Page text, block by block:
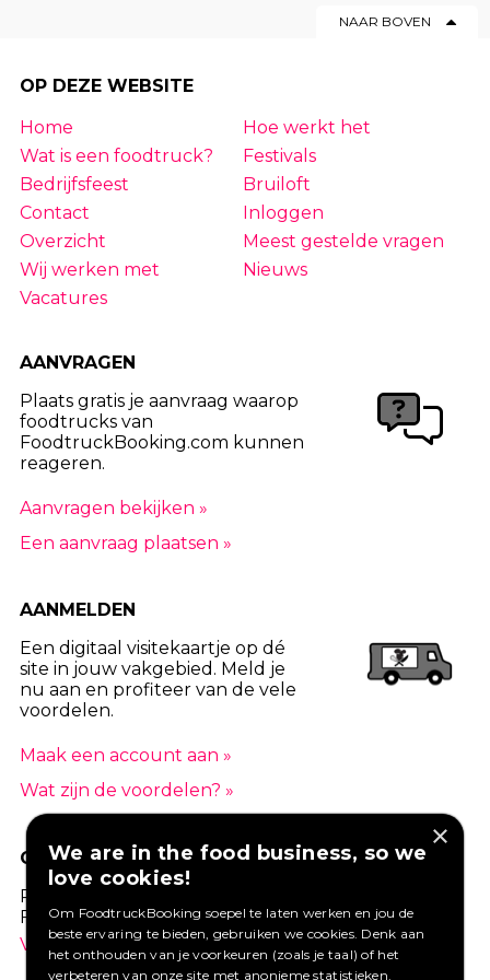
NAAR BOVEN
OP DEZE WEBSITE
Home
Hoe werkt het
Wat is een foodtruck?
Festivals
Bedrijfsfeest
Bruiloft
Contact
Inloggen
Overzicht
Meest gestelde vragen
Wij werken met
Nieuws
Vacatures
AANVRAGEN
Plaats gratis je aanvraag waarop
foodtrucks van
FoodtruckBooking.com kunnen
reageren.
Aanvragen bekijken »
Een aanvraag plaatsen »
AANMELDEN
Een digitaal visitekaartje op dé
site in jouw vakgebied. Meld je
nu aan en profiteer van de vele
voordelen.
Maak een account aan »
Wat zijn de voordelen? »
GOED VERZEKERD ONDERNEMEN?
Profiteer van een aantrekkelijke premie via
Foodtruckbooking.
Vraag een offerte aan.
×
We are in the food business, so we
love cookies!
Om FoodtruckBooking soepel te laten werken en jou de
beste ervaring te bieden, gebruiken we cookies. Denk aan
het onthouden van je voorkeuren (zoals je taal) of het
verbeteren van onze site met anonieme statistieken.